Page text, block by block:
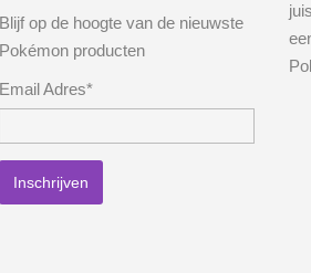
Blijf op de hoogte van de nieuwste
Pokémon producten
Email Adres*